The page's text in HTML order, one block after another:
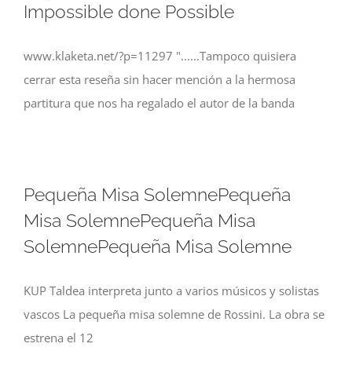
Impossible done Possible
www.klaketa.net/?p=11297 "......Tampoco quisiera
cerrar esta reseña sin hacer mención a la hermosa
partitura que nos ha regalado el autor de la banda
Pequeña Misa SolemnePequeña
Misa SolemnePequeña Misa
SolemnePequeña Misa Solemne
KUP Taldea interpreta junto a varios músicos y solistas
vascos La pequeña misa solemne de Rossini. La obra se
estrena el 12